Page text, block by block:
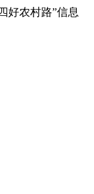
好农村路”信息